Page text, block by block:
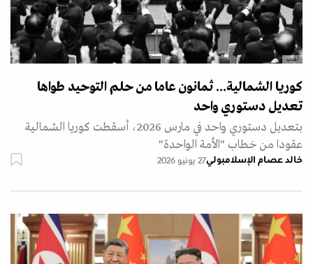
أ.ف.ب
كوريا الشمالية... ثمانون عاما من حلم التوحيد طواها
تعديل دستوري واحد
بتعديل دستوري واحد في مارس 2026، أسقطت كوريا الشمالية
عقودا من خطاب "الأمة الواحدة"
خالد عصام الإسلامبولي27 يونيو 2026